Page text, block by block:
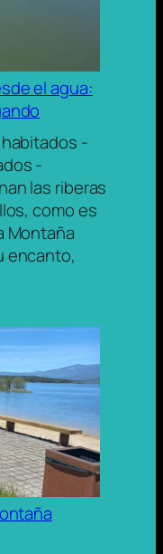
el agua:
-
-
las riberas
como es
Montaña
encanto,